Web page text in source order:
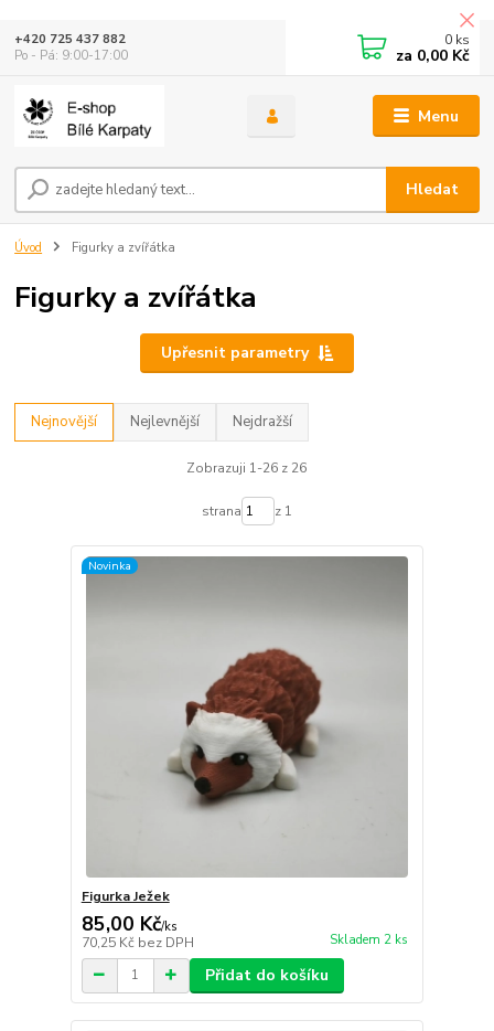
Menu
Hledat
+420 725 437 882
Po - Pá: 9:00-17:00
0 ks
za 0,00 Kč
Úvod Figurky a zvířátka
Figurky a zvířátka
Upřesnit parametry
Nejnovější Nejlevnější Nejdražší
Zobrazuji 1-26 z 26
strana z 1
Novinka
Figurka Ježek
85,00 Kč/ks
70,25 Kč bez DPH Skladem 2 ks
Přidat do košíku